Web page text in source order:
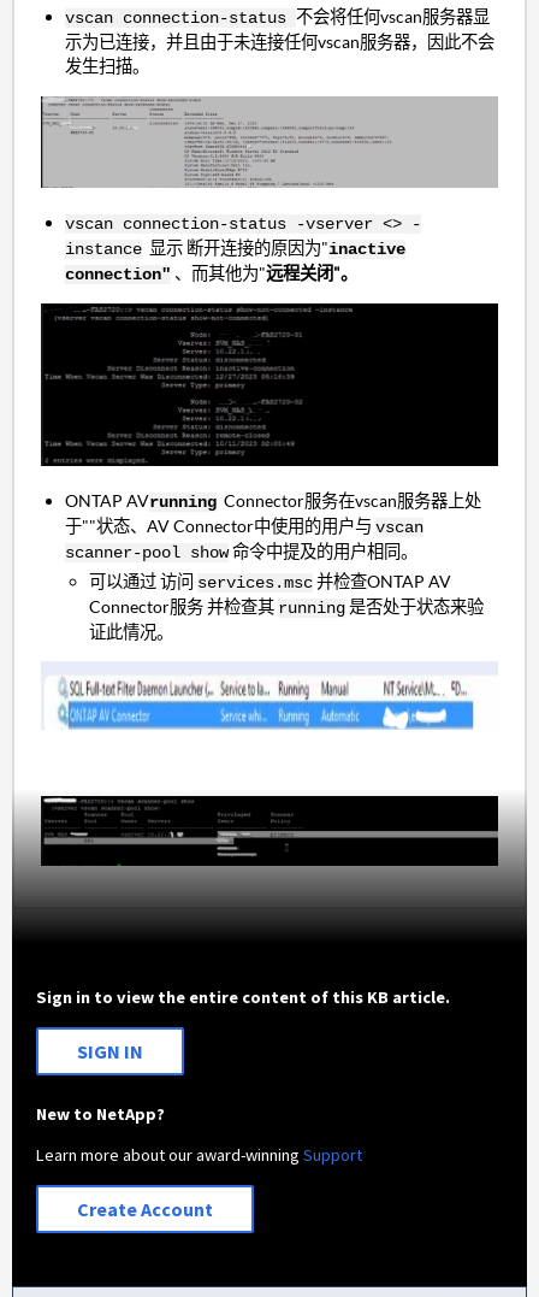
vscan connection-status不会将任何vscan服务器显
示为已连接，并且由于未连接任何vscan服务器，因此不会
发生扫描。
vscan connection-status -vserver <> -
instance 显示 断开连接的原因为"inactive
connection" 、而其他为"远程关闭"。
ONTAP AVrunning Connector服务在vscan服务器上处
于""状态、AV Connector中使用的用户与vscan
scanner-pool show命令中提及的用户相同。
可以通过 访问 services.msc并检查ONTAP AV
Connector服务 并检查其 running是否处于状态来验
证此情况。
Sign in to view the entire content of this KB article.
SIGN IN
New to NetApp?
Learn more about our award-winningSupport
Create Account